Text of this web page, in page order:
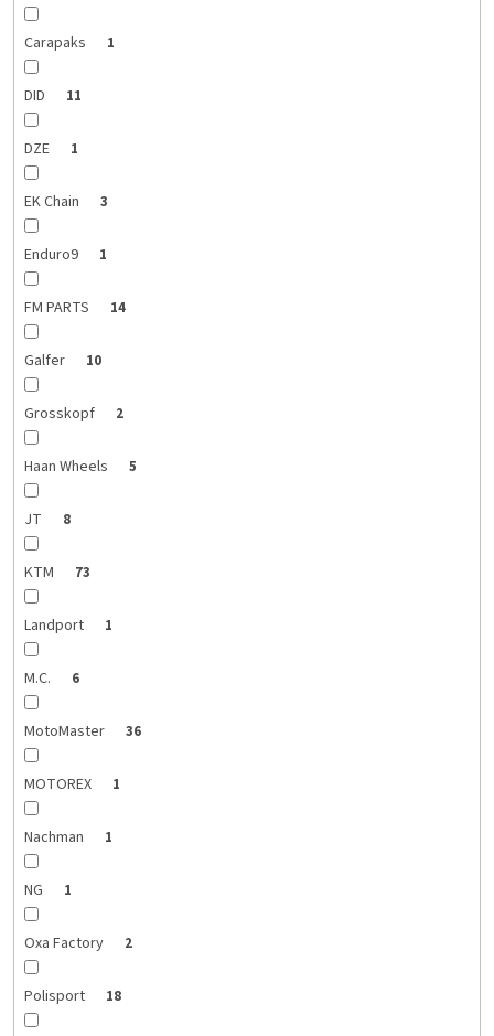
Carapaks 1
DID 11
DZE 1
EK Chain 3
Enduro9 1
FM PARTS 14
Galfer 10
Grosskopf 2
Haan Wheels 5
JT 8
KTM 73
Landport 1
M.C. 6
MotoMaster 36
MOTOREX 1
Nachman 1
NG 1
Oxa Factory 2
Polisport 18